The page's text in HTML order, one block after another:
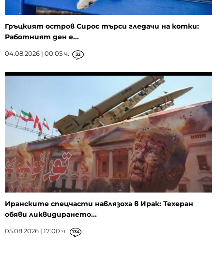
Гръцкият остров Сирос търси гледачи на котки:
Работният ден е...
04.08.2026 | 00:05 ч. 32
Иранските спецчасти навлязоха в Ирак: Техеран
обяви ликвидирането...
05.08.2026 | 17:00 ч. 134